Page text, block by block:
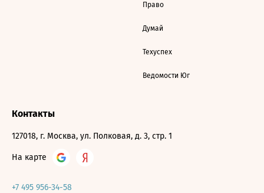
Право
Думай
Техуспех
Ведомости Юг
Контакты
127018, г. Москва, ул. Полковая, д. 3, стр. 1
На карте
+7 495 956-34-58